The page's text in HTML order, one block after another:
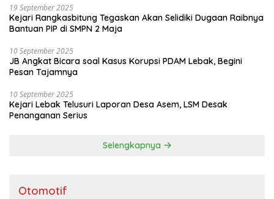
19 September 2025
Kejari Rangkasbitung Tegaskan Akan Selidiki Dugaan Raibnya
Bantuan PIP di SMPN 2 Maja
10 September 2025
JB Angkat Bicara soal Kasus Korupsi PDAM Lebak, Begini
Pesan Tajamnya
10 September 2025
Kejari Lebak Telusuri Laporan Desa Asem, LSM Desak
Penanganan Serius
Selengkapnya
Otomotif